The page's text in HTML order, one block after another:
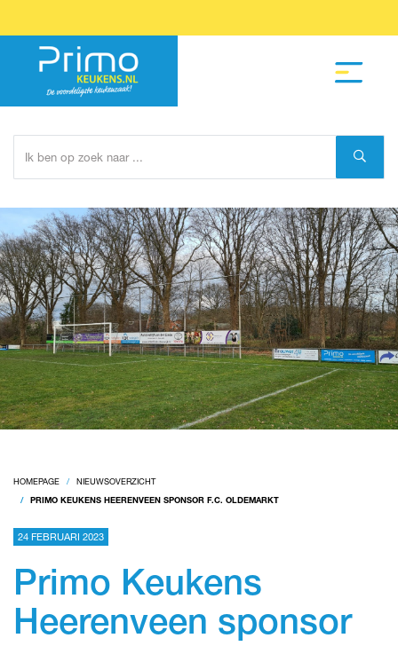
HOMEPAGE NIEUWSOVERZICHT
PRIMO KEUKENS HEERENVEEN SPONSOR F.C. OLDEMARKT
24 FEBRUARI 2023
Primo Keukens
Heerenveen sponsor